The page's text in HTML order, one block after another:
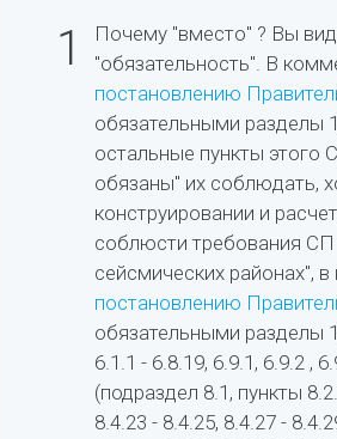
1
Почему "вместо" ? Вы
"обязательность". В
постановлению
обязательными разделы
остальные пункты
обязаны" их соблюдать,
конструировании и
соблюсти требования СП
сейсмических районах",
постановлению
обязательными разделы
6.1.1 - 6.8.19, 6.9.1, 6.9.2 ,
(подраздел 8.1, пункты
8.4.23 - 8.4.25, 8.4.27 -